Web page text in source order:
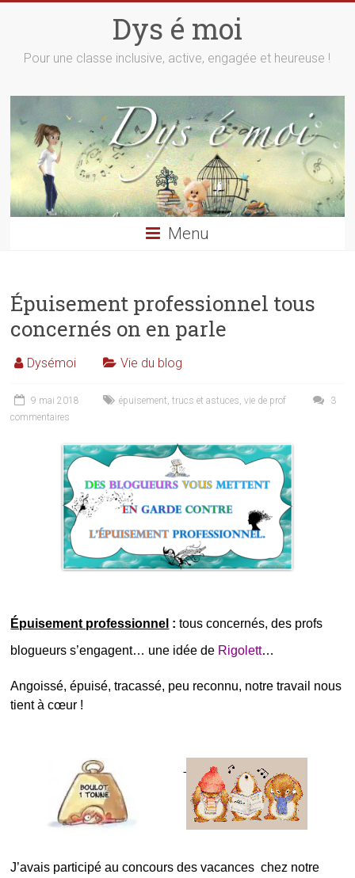
Dys é moi
Pour une classe inclusive, active, engagée et heureuse !
Menu
Épuisement professionnel tous
concernés on en parle
Dysémoi Vie du blog
9 mai 2018 épuisement,trucs et astuces,vie de prof
3
commentaires
Épuisement professionnel : tous concernés, des profs
blogueurs s’engagent… une idée de Rigolett…
Angoissé, épuisé, tracassé, peu reconnu, notre travail nous
tient à cœur !
J’avais participé au concours des vacances chez notre